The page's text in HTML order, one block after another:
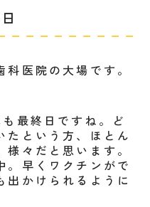
医院の大場です。
最終日ですね。ど
たという方、ほとん
々だと思います。
。早くワクチンがで
出かけられるように